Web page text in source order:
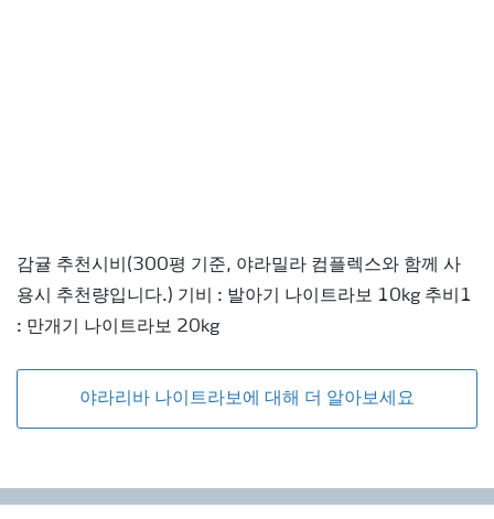
감귤 추천시비(300평 기준, 야라밀라 컴플렉스와 함께 사
용시 추천량입니다.) 기비 : 발아기 나이트라보 10kg 추비1
: 만개기 나이트라보 20kg
야라리바 나이트라보에 대해 더 알아보세요